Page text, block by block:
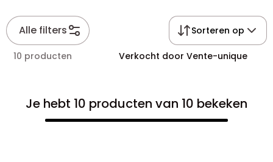
Alle filters Sorteren op
10 producten Verkocht door Vente-unique
Je hebt 10 producten van 10 bekeken